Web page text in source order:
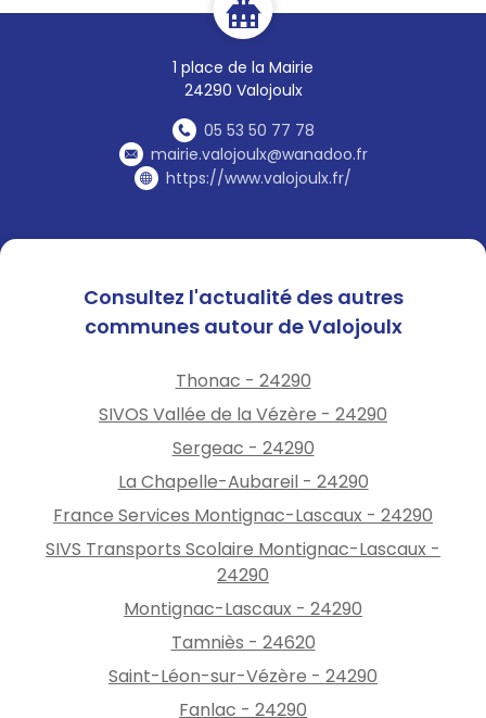
1 place de la Mairie
24290 Valojoulx
05 53 50 77 78
mairie.valojoulx@wanadoo.fr
https://www.valojoulx.fr/
Consultez l'actualité des autres
communes autour de Valojoulx
Thonac - 24290
SIVOS Vallée de la Vézère - 24290
Sergeac - 24290
La Chapelle-Aubareil - 24290
France Services Montignac-Lascaux - 24290
SIVS Transports Scolaire Montignac-Lascaux -
24290
Montignac-Lascaux - 24290
Tamniès - 24620
Saint-Léon-sur-Vézère - 24290
Fanlac - 24290